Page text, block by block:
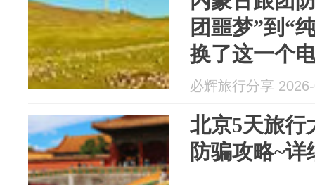
团噩梦”到“
换了这一个
必辉旅行分享
北京5天旅行
防骗攻略~详